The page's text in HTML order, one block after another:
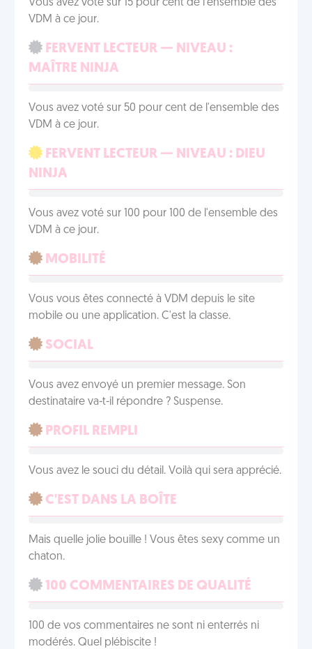
Vous avez voté sur 15 pour cent de l'ensemble des
VDM à ce jour.
FERVENT LECTEUR — NIVEAU :
MAÎTRE NINJA
Vous avez voté sur 50 pour cent de l'ensemble des
VDM à ce jour.
FERVENT LECTEUR — NIVEAU : DIEU
NINJA
Vous avez voté sur 100 pour 100 de l'ensemble des
VDM à ce jour.
MOBILITÉ
Vous vous êtes connecté à VDM depuis le site
mobile ou une application. C'est la classe.
SOCIAL
Vous avez envoyé un premier message. Son
destinataire va-t-il répondre ? Suspense.
PROFIL REMPLI
Vous avez le souci du détail. Voilà qui sera apprécié.
C'EST DANS LA BOÎTE
Mais quelle jolie bouille ! Vous êtes sexy comme un
chaton.
100 COMMENTAIRES DE QUALITÉ
100 de vos commentaires ne sont ni enterrés ni
modérés. Quel plébiscite !